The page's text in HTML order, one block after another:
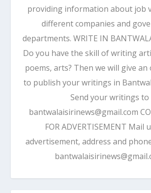
providing information about job
different companies and
departments. WRITE IN
Do you have the skill of writing
poems, arts? Then we will give
to publish your writings in
Send your writings to
bantwalaisirinews@gmail.com
FOR ADVERTISEMENT Mail
advertisement, address and